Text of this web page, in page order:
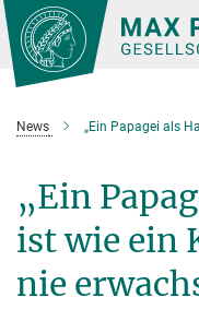
Hauptinhalt
News „Ein Papagei als
„Ein
ist wie ein
nie